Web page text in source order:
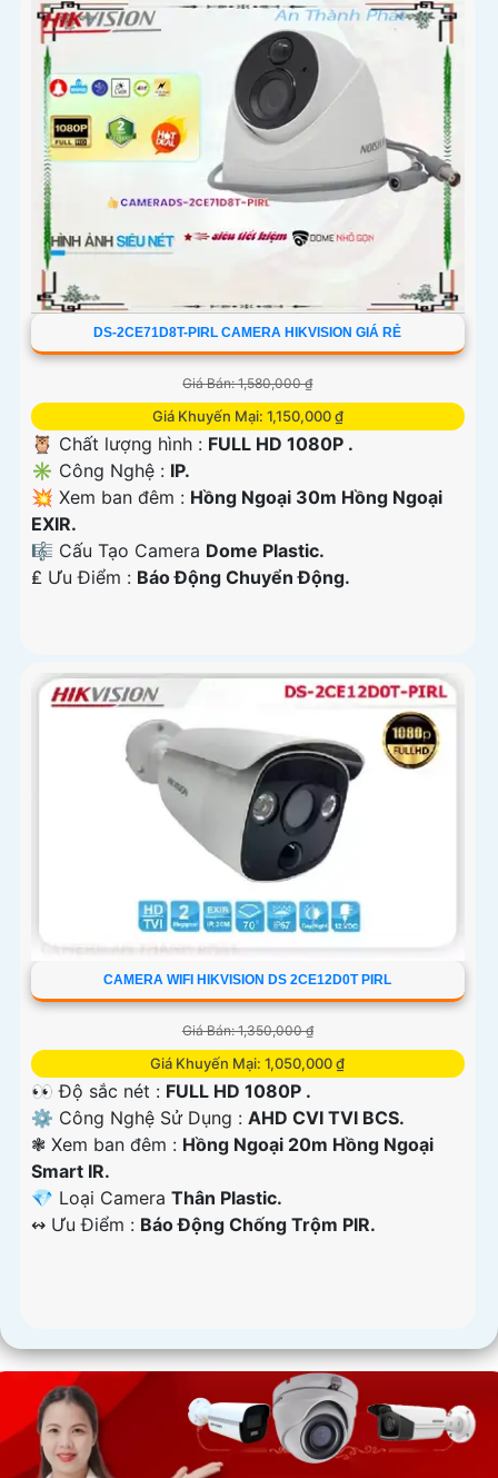
DS-2CE71D8T-PIRL CAMERA HIKVISION GIÁ RẺ
Giá Bán: 1,580,000 ₫
Giá Khuyến Mại: 1,150,000 ₫
🦉 Chất lượng hình : FULL HD 1080P .
✳️ Công Nghệ : IP.
💥 Xem ban đêm : Hồng Ngoại 30m Hồng Ngoại
EXIR.
🎼️ Cấu Tạo Camera Dome Plastic.
️₤ Ưu Điểm : Báo Động Chuyển Động.
CAMERA WIFI HIKVISION DS 2CE12D0T PIRL
Giá Bán: 1,350,000 ₫
Giá Khuyến Mại: 1,050,000 ₫
👀 Độ sắc nét : FULL HD 1080P .
⚙ Công Nghệ Sử Dụng : AHD CVI TVI BCS.
❃ Xem ban đêm : Hồng Ngoại 20m Hồng Ngoại
Smart IR.
💎 Loại Camera Thân Plastic.
️↭ Ưu Điểm : Báo Động Chống Trộm PIR.